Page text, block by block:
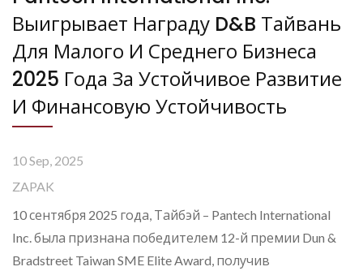
Выигрывает Награду D&B Тайвань
Для Малого И Среднего Бизнеса
2025 Года За Устойчивое Развитие
И Финансовую Устойчивость
10 Sep, 2025
ZAPAK
10 сентября 2025 года, Тайбэй – Pantech International
Inc. была признана победителем 12-й премии Dun &
Bradstreet Taiwan SME Elite Award, получив